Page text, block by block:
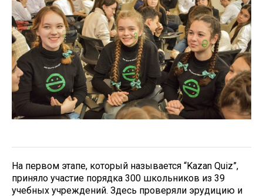
На первом этапе, который называется “Kazan Quiz”,
приняло участие порядка 300 школьников из 39
учебных учреждений. Здесь проверяли эрудицию и